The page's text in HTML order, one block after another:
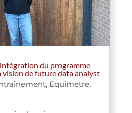
du programme
vision de future data analyst
, Equimetre,